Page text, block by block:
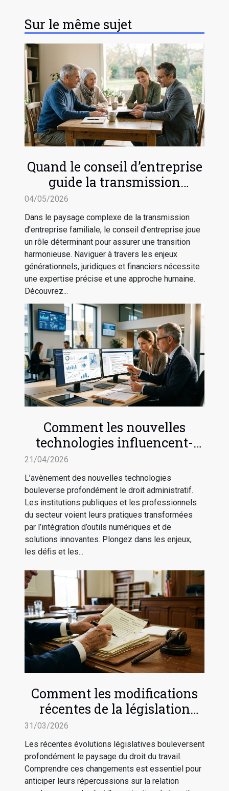
Sur le même sujet
Quand le conseil d’entreprise
guide la transmission
familiale sereine
04/05/2026
Dans le paysage complexe de la transmission
d’entreprise familiale, le conseil d’entreprise joue
un rôle déterminant pour assurer une transition
harmonieuse. Naviguer à travers les enjeux
générationnels, juridiques et financiers nécessite
une expertise précise et une approche humaine.
Découvrez...
Comment les nouvelles
technologies influencent-
elles le droit administratif ?
21/04/2026
L’avènement des nouvelles technologies
bouleverse profondément le droit administratif.
Les institutions publiques et les professionnels
du secteur voient leurs pratiques transformées
par l’intégration d’outils numériques et de
solutions innovantes. Plongez dans les enjeux,
les défis et les...
Comment les modifications
récentes de la législation
impactent-elles le droit du
travail ?
31/03/2026
Les récentes évolutions législatives bouleversent
profondément le paysage du droit du travail.
Comprendre ces changements est essentiel pour
anticiper leurs répercussions sur la relation